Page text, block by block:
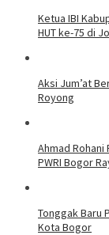
Ketua IBI
HUT ke-75 di
Aksi Jum’at
Royong
Ahmad Rohani
PWRI Bogor
Tonggak Baru
Kota Bogor